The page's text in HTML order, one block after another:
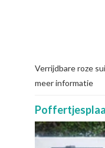
Verrijdbare roze
meer informatie